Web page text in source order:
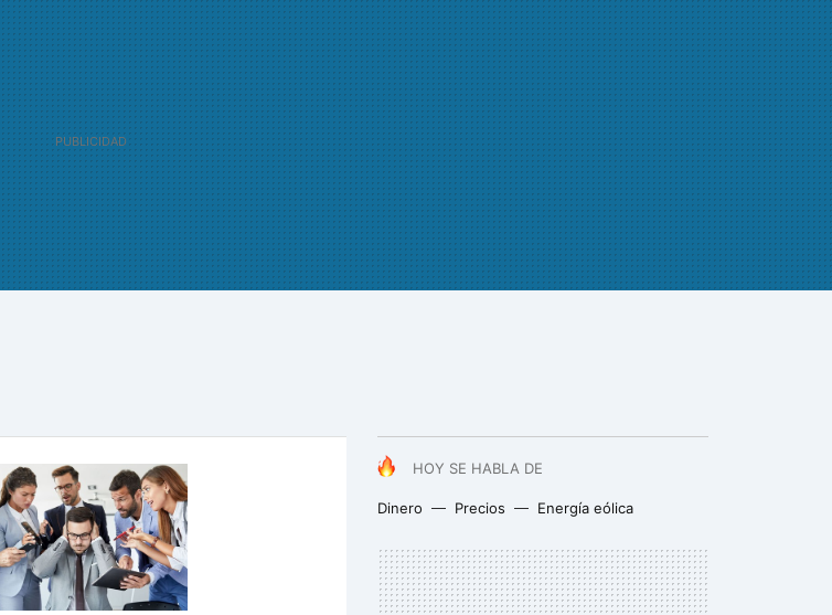
HOY SE HABLA DE
Dinero Precios Energía eólica